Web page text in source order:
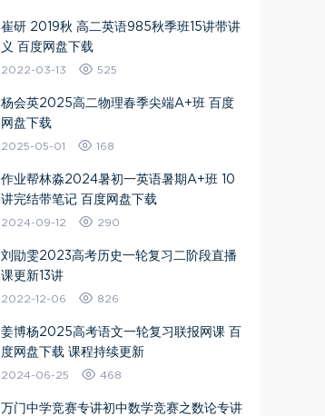
崔研 2019秋 高二英语985秋季班15讲带讲
义 百度网盘下载
2022-03-13 525
杨会英2025高二物理春季尖端A+班 百度
网盘下载
2025-05-01 168
作业帮林淼2024暑初一英语暑期A+班 10
讲完结带笔记 百度网盘下载
2024-09-12 290
刘勖雯2023高考历史一轮复习二阶段直播
课更新13讲
2022-12-06 826
姜博杨2025高考语文一轮复习联报网课 百
度网盘下载 课程持续更新
2024-06-25 468
万门中学竞赛专讲初中数学竞赛之数论专讲